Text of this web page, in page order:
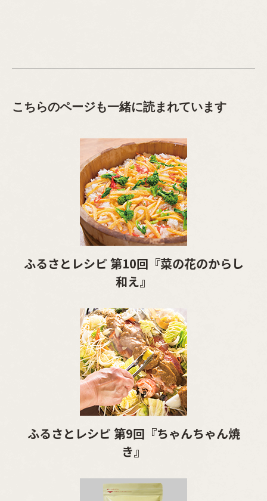
こちらのページも一緒に読まれています
ふるさとレシピ 第10回『菜の花のからし
和え』
ふるさとレシピ 第9回『ちゃんちゃん焼
き』